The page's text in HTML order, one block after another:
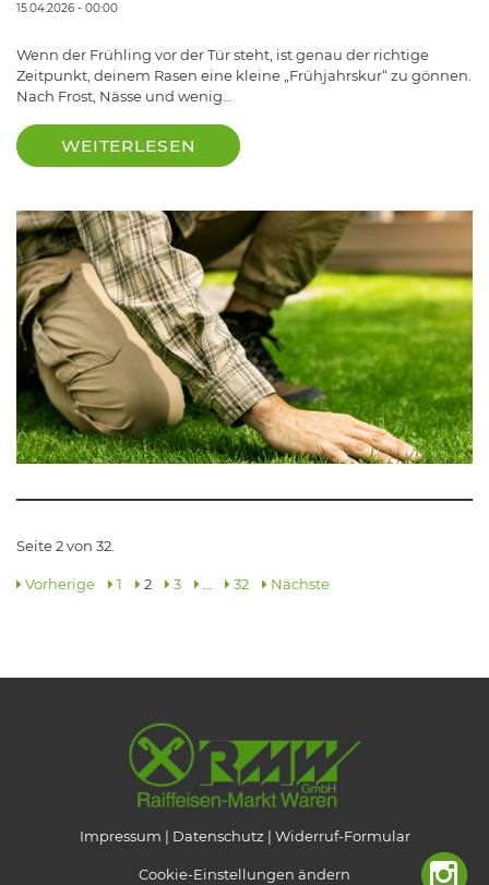
15.04.2026 - 00:00
Wenn der Frühling vor der Tür steht, ist genau der richtige
Zeitpunkt, deinem Rasen eine kleine „Frühjahrskur“ zu gönnen.
Nach Frost, Nässe und wenig…
WEITERLESEN
Seite 2 von 32.
Vorherige 1 2 3 … 32 Nächste
Impressum Datenschutz Widerruf-Formular
Cookie-Einstellungen ändern